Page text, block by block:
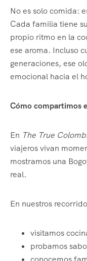
No es solo comida:
Cada familia tiene
propio ritmo en la
ese aroma. Incluso
generaciones, ese
emocional hacia el
Cómo compartimos
En The True
viajeros vivan
mostramos una
real.
En nuestros
visitamos
probamos